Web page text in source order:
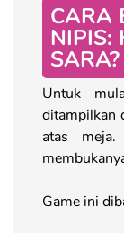
CARA
NIPIS:
SARA?
Untuk
ditampilkan
atas
Game ini